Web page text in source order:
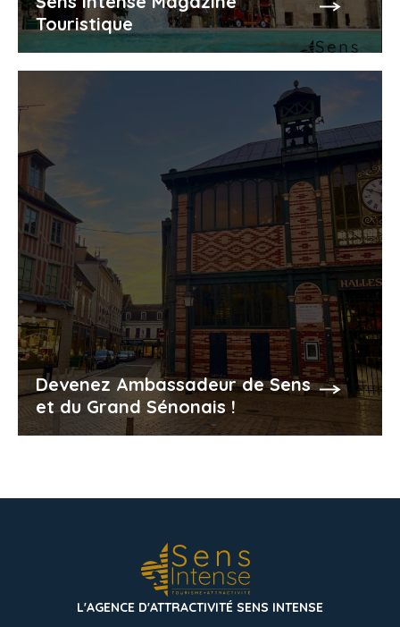
Touristique
Devenez Ambassadeur de Sens
et du Grand Sénonais !
L'AGENCE D'ATTRACTIVITÉ SENS INTENSE